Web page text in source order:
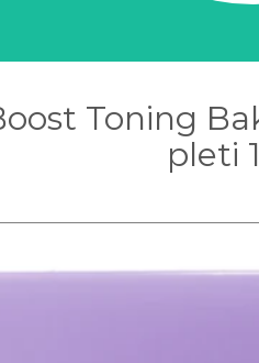
Toning
pleti